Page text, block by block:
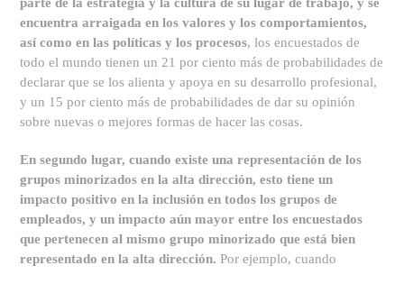
encuentra arraigada en los valores y los comportamientos,
así como en las políticas y los procesos, los encuestados de
todo el mundo tienen un 21 por ciento más de probabilidades de
declarar que se los alienta y apoya en su desarrollo profesional,
y un 15 por ciento más de probabilidades de dar su opinión
sobre nuevas o mejores formas de hacer las cosas.
En segundo lugar, cuando existe una representación de los
grupos minorizados en la alta dirección, esto tiene un
impacto positivo en la inclusión en todos los grupos de
empleados, y un impacto aún mayor entre los encuestados
que pertenecen al mismo grupo minorizado que está bien
representado en la alta dirección. Por ejemplo, cuando